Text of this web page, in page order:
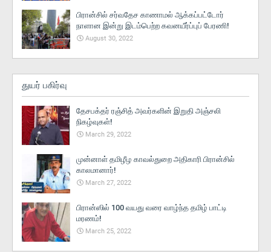
பிரான்சில் சர்வதேச காணாமல் ஆக்கப்பட்டோர்
நாளான இன்று இடம்பெற்ற கவனயீர்ப்புப் பேரணி!
August 30, 2022
துயர் பகிர்வு
தேசபக்தர் ரஞ்சித் அவர்களின் இறுதி அஞ்சலி
நிகழ்வுகள்!
March 29, 2022
முன்னாள் தமிழீழ காவல்துறை அதிகாரி பிரான்சில்
காலமானார்!
March 27, 2022
பிரான்ஸில் 100 வயது வரை வாழ்ந்த தமிழ் பாட்டி
மரணம்!
March 25, 2022